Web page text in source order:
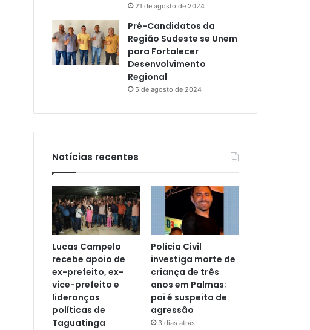
21 de agosto de 2024
Pré-Candidatos da
Região Sudeste se Unem
para Fortalecer
Desenvolvimento
Regional
5 de agosto de 2024
Notícias recentes
Lucas Campelo
recebe apoio de
ex-prefeito, ex-
vice-prefeito e
lideranças
políticas de
Taguatinga
Polícia Civil
investiga morte de
criança de três
anos em Palmas;
pai é suspeito de
agressão
3 dias atrás